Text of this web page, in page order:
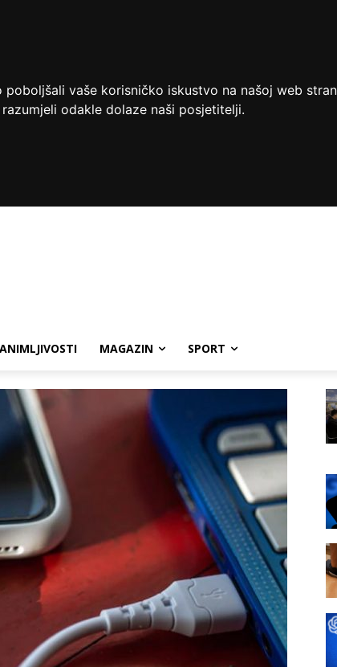
vaše korisničko iskustvo na našoj web
odakle dolaze naši posjetitelji.
MAGAZIN SPORT